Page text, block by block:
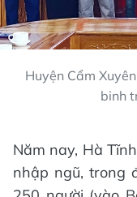
Huyện Cẩm
binh
Năm nay, Hà
nhập ngũ, trong